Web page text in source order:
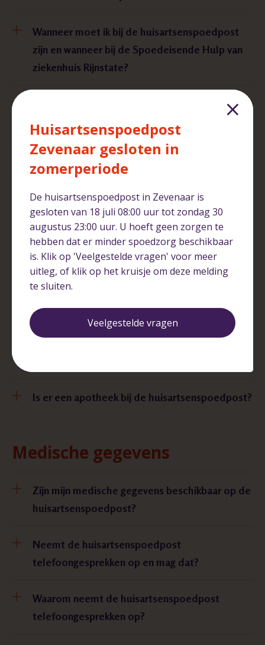
Wanneer moet ik bij de huisartsenspoedpost
zijn en wanneer bij de Spoedeisende Hulp van
ziekenhuis Rijnstate?
omgeving?
Verwijzing
De huisarts verwijst mij door naar een andere
zorginstelling. Mag ik een voorkeur aangeven?
Medicijnen
Mijn medicijnen zijn op. Kan ik een
Is er een apotheek bij de huisartsenspoedpost?
Medische gegevens
Zijn mijn medische gegevens beschikbaar op de
huisartsenspoedpost?
Neemt de huisartsenspoedpost
telefoongesprekken op en mag dat?
Waarom neemt de huisartsenspoedpost
telefoongesprekken op?
Huisartsenspoedpost
Zevenaar gesloten in
zomerperiode
De huisartsenspoedpost in Zevenaar is
gesloten van 18 juli 08:00 uur tot zondag 30
augustus 23:00 uur. U hoeft geen zorgen te
hebben dat er minder spoedzorg beschikbaar
is. Klik op 'Veelgestelde vragen' voor meer
uitleg, of klik op het kruisje om deze melding
te sluiten.
Veelgestelde vragen